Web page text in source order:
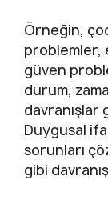
Örneğin,
problemler,
güven
durum,
davranışlar
Duygusal
sorunları
gibi